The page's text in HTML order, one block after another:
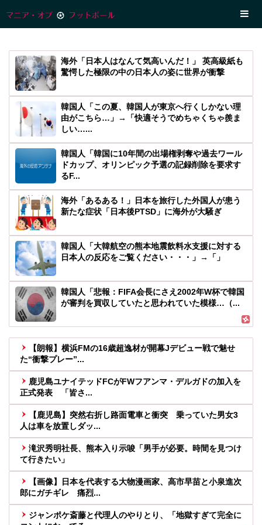
海外「日本人はなんて気高いんだ！」 英高級紙も
驚愕した極限の中の日本人の姿に世界が衝撃
韓国人「この夏、韓国人が東京へ行くしかない理
由がこちら…」→「快適そうでめちゃくちゃ羨ま
しい…...
韓国人「韓国に10年間の出場権剥奪や過去ワール
ドカップ、オリンピック予選の記録削除を要求す
るF...
海外「あるある！」日本を旅行した外国人が患う
新たな症状「日本後PTSD」に海外が大騒ぎ
韓国人「大韓航空の熊本地震飲料水支援に対する
日本人の反応をご覧ください・・・」→「」
韓国人「悲報：FIFA会長にさえ2002年W杯で韓国
が審判を買収していたと思われていた模様…（...
【朗報】横浜FMの16歳超逸材が開幕Jデビュー戦で魅せ
た“衝撃プレー”...
鹿児島ユナイテッドFCがFWフアンマ・デルガドの加入を
正式発表 「皆さ...
【鹿児島】突然右折し路面電車と衝突 乗っていた男女3
人は車を放置しダッ...
滝沢秀明社長、熊本入り示唆「男手が必要。時間を見つけ
て行きたい」
【画像】日本を代表する大物漫画家、高市早苗と小泉進次
郎にガチギレ 痛烈...
ジャンポケ斎藤と代理人のやりとり、「地獄すぎて完全に